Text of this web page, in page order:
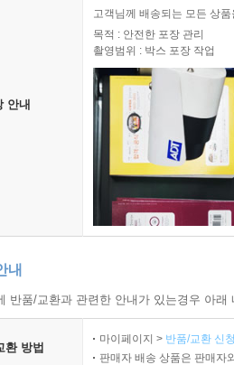
안내
고객님께 배송되는 모든 상
목적 : 안전한 포장 관리
촬영범위 : 박스 포장 작업
내
반품/교환과 관련한 안내가 있는경우 아
환 방법
마이페이지 > 반품/교환 신
판매자 배송 상품은 판매자